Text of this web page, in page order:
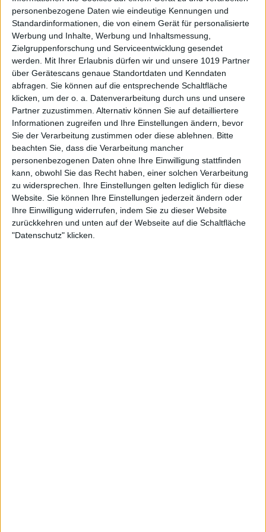
personenbezogene Daten wie eindeutige Kennungen und
Standardinformationen, die von einem Gerät für personalisierte
Werbung und Inhalte, Werbung und Inhaltsmessung,
Zielgruppenforschung und Serviceentwicklung gesendet
werden.
Mit Ihrer Erlaubnis dürfen wir und unsere 1019 Partner
über Gerätescans genaue Standortdaten und Kenndaten
abfragen. Sie können auf die entsprechende Schaltfläche
klicken, um der o. a. Datenverarbeitung durch uns und unsere
Partner zuzustimmen. Alternativ können Sie auf detailliertere
Informationen zugreifen und Ihre Einstellungen ändern, bevor
Sie der Verarbeitung zustimmen oder diese ablehnen.
Bitte
beachten Sie, dass die Verarbeitung mancher
personenbezogenen Daten ohne Ihre Einwilligung stattfinden
kann, obwohl Sie das Recht haben, einer solchen Verarbeitung
zu widersprechen. Ihre Einstellungen gelten lediglich für diese
Website. Sie können Ihre Einstellungen jederzeit ändern oder
Ihre Einwilligung widerrufen, indem Sie zu dieser Website
zurückkehren und unten auf der Webseite auf die Schaltfläche
"Datenschutz" klicken.